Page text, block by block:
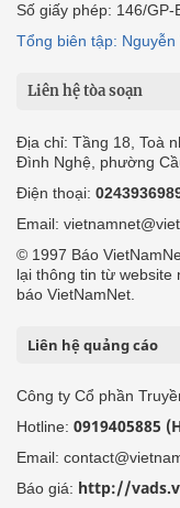
Số giấy phép: 146/
Tổng biên tập: Nguyễn
Liên hệ tòa soạn
Địa chỉ: Tầng 18, Toà
Đình Nghệ, phường
Điện thoại:
Email:
© 1997 Báo
lại thông tin từ website
báo VietNamNet.
Liên hệ quảng cáo
Công ty Cổ phần
Hotline: 0919405885
Email:
Báo giá: http://